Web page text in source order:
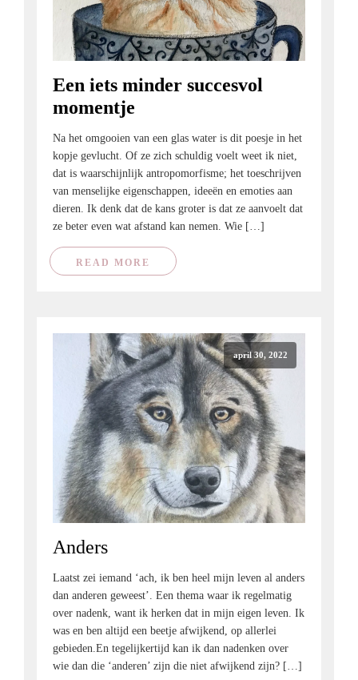
Een iets minder succesvol
momentje
Na het omgooien van een glas water is dit poesje in het
kopje gevlucht. Of ze zich schuldig voelt weet ik niet,
dat is waarschijnlijk antropomorfisme; het toeschrijven
van menselijke eigenschappen, ideeën en emoties aan
dieren. Ik denk dat de kans groter is dat ze aanvoelt dat
ze beter even wat afstand kan nemen. Wie […]
READ MORE
april 30, 2022
Anders
Laatst zei iemand ‘ach, ik ben heel mijn leven al anders
dan anderen geweest’. Een thema waar ik regelmatig
over nadenk, want ik herken dat in mijn eigen leven. Ik
was en ben altijd een beetje afwijkend, op allerlei
gebieden.En tegelijkertijd kan ik dan nadenken over
wie dan die ‘anderen’ zijn die niet afwijkend zijn? […]